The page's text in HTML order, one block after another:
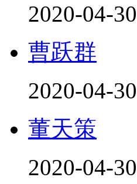
2020-04-
曹跃群
2020-04-
董天策
2020-04-